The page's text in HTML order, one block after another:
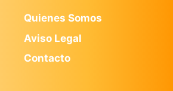
Quienes Somos
Aviso Legal
Contacto